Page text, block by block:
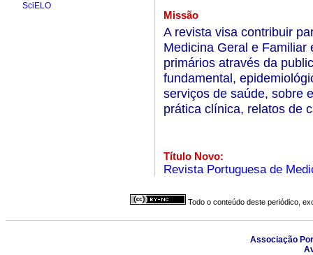
SciELO
Missão
A revista visa contribuir
Medicina Geral e Familiar
primários através da
fundamental,
serviços de saúde, sobre
prática clínica, relatos de
Título Novo:
Revista Portuguesa de
Todo o conteúdo deste periódico,
Associação